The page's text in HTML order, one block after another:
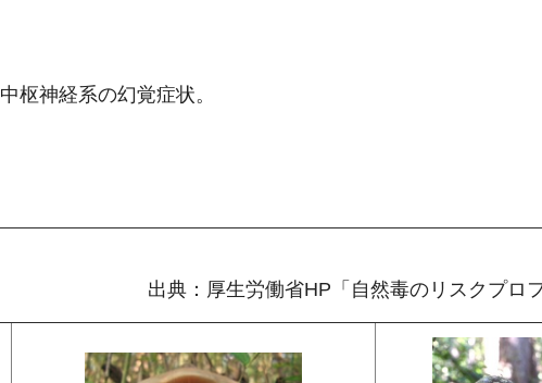
中枢神経系の幻覚症状。
出典：厚生労働省HP「自然毒のリスクプロ